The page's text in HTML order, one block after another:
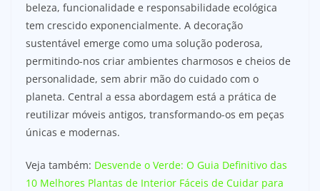
beleza, funcionalidade e responsabilidade ecológica
tem crescido exponencialmente. A decoração
sustentável emerge como uma solução poderosa,
permitindo-nos criar ambientes charmosos e cheios de
personalidade, sem abrir mão do cuidado com o
planeta. Central a essa abordagem está a prática de
reutilizar móveis antigos, transformando-os em peças
únicas e modernas.
Veja também: Desvende o Verde: O Guia Definitivo das
10 Melhores Plantas de Interior Fáceis de Cuidar para